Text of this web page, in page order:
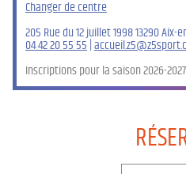
Changer de centre
205 Rue du 12 juillet 1998 13290 Aix-
04 42 20 55 55
Inscriptions pour la saison 2026-